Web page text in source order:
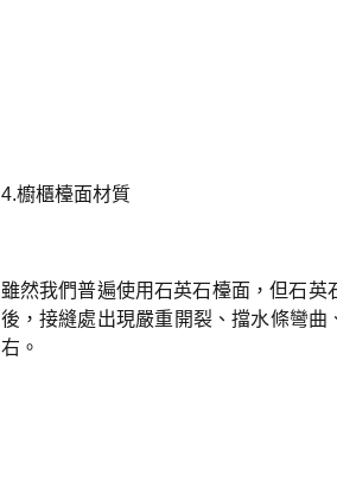
4.櫥櫃檯面材質
雖然我們普遍使用石英石檯面，但石
後，接縫處出現嚴重開裂、擋水條彎
右。